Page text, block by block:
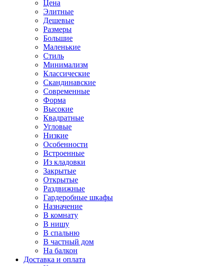
Цена
Элитные
Дешевые
Размеры
Большие
Маленькие
Стиль
Минимализм
Классические
Скандинавские
Современные
Форма
Высокие
Квадратные
Угловые
Низкие
Особенности
Встроенные
Из кладовки
Закрытые
Открытые
Раздвижные
Гардеробные шкафы
Назначение
В комнату
В нишу
В спальню
В частный дом
На балкон
Доставка и оплата